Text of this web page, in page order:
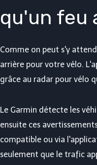
qu'un feu
Comme on peut s'y
arrière pour votre vélo.
grâce au radar pour vélo
Le Garmin détecte les
ensuite ces
compatible ou via
seulement que le trafic